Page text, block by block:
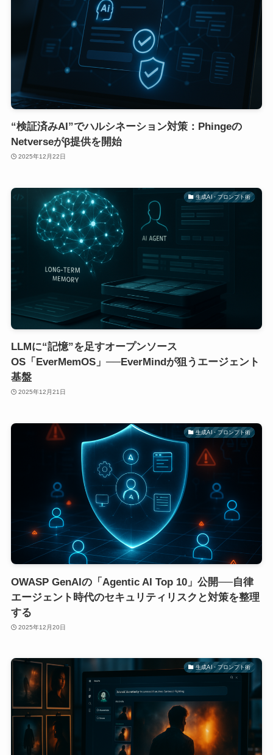
“検証済みAI”でハルシネーション対策：Phingeの
Netverseがβ提供を開始
2025年12月22日
生成AI・プロンプト術
LLMに“記憶”を足すオープンソース
OS「EverMemOS」──EverMindが狙うエージェント
基盤
2025年12月21日
生成AI・プロンプト術
OWASP GenAIの「Agentic AI Top 10」公開──自律
エージェント時代のセキュリティリスクと対策を整理
する
2025年12月20日
生成AI・プロンプト術